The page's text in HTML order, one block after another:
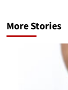
More Stories